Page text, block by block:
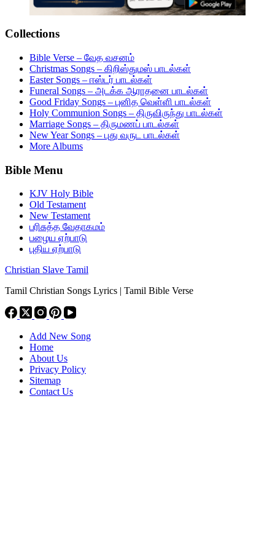
Collections
Bible Verse – வேத வசனம்
Christmas Songs – கிறிஸ்துமஸ் பாடல்கள்
Easter Songs – ஈஸ்டர் பாடல்கள்
Funeral Songs – அடக்க ஆராதனை பாடல்கள்
Good Friday Songs – புனித வெள்ளி பாடல்கள்
Holy Communion Songs – திருவிருந்து பாடல்கள்
Marriage Songs – திருமணப் பாடல்கள்
New Year Songs – புது வருட பாடல்கள்
More Albums
Bible Menu
KJV Holy Bible
Old Testament
New Testament
பரிசுத்த வேதாகமம்
பழைய ஏற்பாடு
புதிய ஏற்பாடு
Christian Slave Tamil
Tamil Christian Songs Lyrics | Tamil Bible Verse
Add New Song
Home
About Us
Privacy Policy
Sitemap
Contact Us